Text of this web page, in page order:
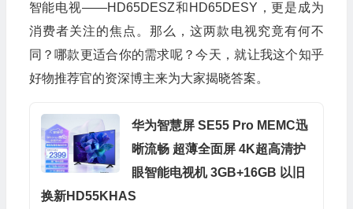
智能电视——HD65DESZ和HD65DESY，更是成为
消费者关注的焦点。那么，这两款电视究竟有何不
同？哪款更适合你的需求呢？今天，就让我这个知乎
好物推荐官的资深博主来为大家揭晓答案。
华为智慧屏 SE55 Pro MEMC迅
晰流畅 超薄全面屏 4K超高清护
眼智能电视机 3GB+16GB 以旧
换新HD55KHAS